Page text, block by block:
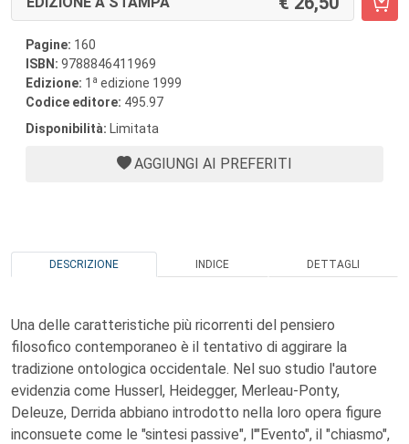
Pagine: 160
ISBN: 9788846411969
Edizione: 1 a edizione 1999
Codice editore: 495.97
Disponibilità: Limitata
AGGIUNGI AI PREFERITI
DESCRIZIONE INDICE DETTAGLI
Una delle caratteristiche più ricorrenti del pensiero
filosofico contemporaneo è il tentativo di aggirare la
tradizione ontologica occidentale. Nel suo studio l'autore
evidenzia come Husserl, Heidegger, Merleau-Ponty,
Deleuze, Derrida abbiano introdotto nella loro opera figure
inconsuete come le "sintesi passive", l'"Evento", il "chiasmo",